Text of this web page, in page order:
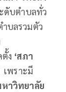
ดับตำบลทั่ว
บลรวมตัว
ง ‘สภา
พราะมี
หาวิทยาลัย